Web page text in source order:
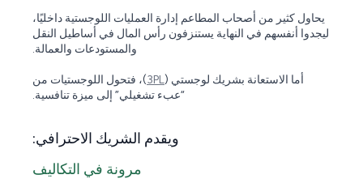
يحاول كثير من أصحاب المطاعم إدارة العمليات اللوجستية داخليًا،
ليجدوا أنفسهم في النهاية يستنزفون رأس المال في أساطيل النقل
والمستودعات والعمالة.
أما الاستعانة بشريك لوجستي (3PL )، فتحول اللوجستيات من
“عبء تشغيلي” إلى ميزة تنافسية.
ويقدم الشريك الاحترافي:
مرونة في التكاليف